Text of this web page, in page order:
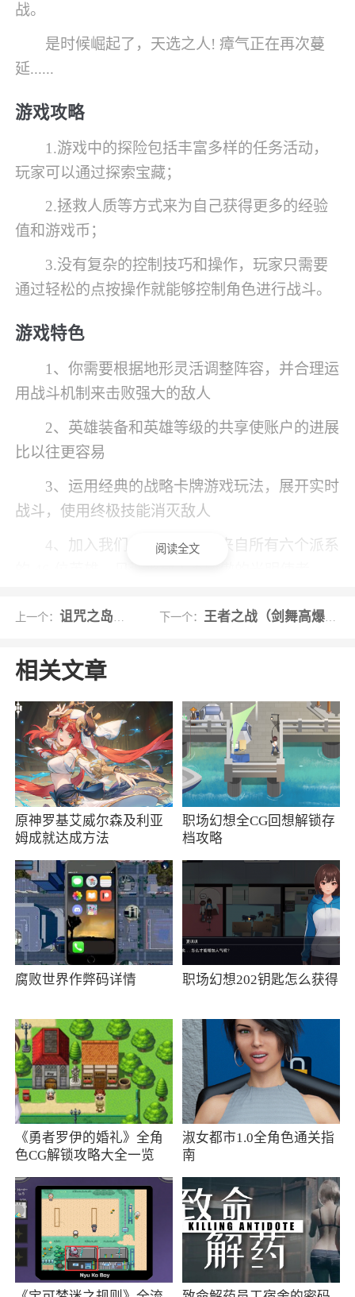
战。
是时候崛起了，天选之人! 瘴气正在再次蔓
延......
游戏攻略
1.游戏中的探险包括丰富多样的任务活动，
玩家可以通过探索宝藏；
2.拯救人质等方式来为自己获得更多的经验
值和游戏币；
3.没有复杂的控制技巧和操作，玩家只需要
通过轻松的点按操作就能够控制角色进行战斗。
游戏特色
1、你需要根据地形灵活调整阵容，并合理运
用战斗机制来击败强大的敌人
2、英雄装备和英雄等级的共享使账户的进展
比以往更容易
3、运用经典的战略卡牌游戏玩法，展开实时
战斗，使用终极技能消灭敌人
4、加入我们的公开，发现来自所有六个派系
何仅靠力量克服一切困难。坟墓军团正在集结，
切都在埃斯佩里亚等着你
5、在游戏中需要根据敌人的种类和属性来搭
建适合的团队来进行战斗
小编评价
1、游戏背景设定在一个神奇的世界中，玩家
需要以自己的团队冒险探险并与敌人进行激烈的
让玩家能够轻松地掌控角色，快速学习技能并击
败敌人
2、其惊艳的画面和丰富的游戏内容吸引了大
量玩家，成为了热门的手游之一
戏的一大亮点，玩家们沉浸其中，不断探寻新的
冒险与挑战
阅读全文
上一个：诅咒之岛秒退版 下一个： 王者之战（剑舞高爆封神榜）
相关文章
原神罗基艾威尔森及利亚
姆成就达成方法
职场幻想全CG回想解锁存
档攻略
腐败世界作弊码详情 职场幻想202钥匙怎么获得
《勇者罗伊的婚礼》全角
色CG解锁攻略大全一览
淑女都市1.0全角色通关指
南